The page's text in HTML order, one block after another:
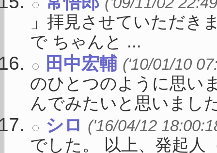
」拝見させていただき
で ちゃんと ...
田中宏輔 ('10/01/10
のひとつのように思い
んでみたいと思いまし
シロ ('16/04/12
でした。 以上、発起人